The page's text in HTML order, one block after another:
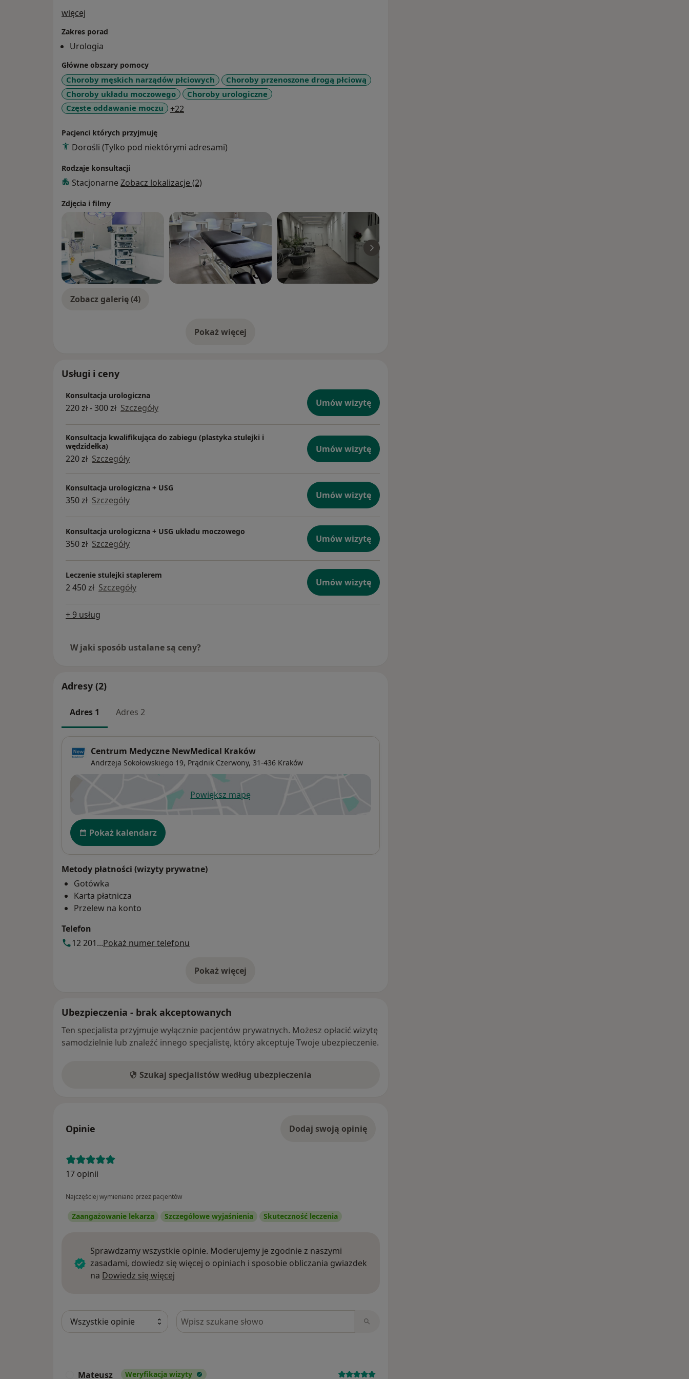
więcej
Zakres porad
Urologia
Główne obszary pomocy
Choroby męskich narządów płciowych
Choroby przenoszone drogą płciową
Choroby układu moczowego
Choroby urologiczne
Częste oddawanie moczu
+22
Pacjenci których przyjmuję
Dorośli (Tylko pod niektórymi adresami)
Rodzaje konsultacji
Stacjonarne Zobacz lokalizacje (2)
Zdjęcia i filmy
Zobacz galerię (4)
Pokaż więcejo doświadczeniu
Usługi i ceny
Konsultacja urologiczna
220 zł - 300 zł Szczegóły Umów wizytę
Konsultacja kwalifikująca do zabiegu (plastyka stulejki i
wędzidełka)
220 zł Szczegóły
Umów wizytę
Konsultacja urologiczna + USG
350 zł Szczegóły Umów wizytę
Konsultacja urologiczna + USG układu moczowego
350 zł Szczegóły Umów wizytę
Leczenie stulejki staplerem
2 450 zł Szczegóły Umów wizytę
+ 9 usług
W jaki sposób ustalane są ceny?
Adresy (2)
Adres 1 Adres 2
Centrum Medyczne NewMedical Kraków
Andrzeja Sokołowskiego 19, Prądnik Czerwony, 31-436 Kraków
Powiększ mapęotwiera się w nowej karcie
Dostępność
Pokaż kalendarz
Metody płatności (wizyty prywatne)
Gotówka
Karta płatnicza
Przelew na konto
Telefon
12 201...Pokaż numer telefonu
Pokaż więcej
o adresie
Ubezpieczenia - brak akceptowanych
Ten specjalista przyjmuje wyłącznie pacjentów prywatnych. Możesz opłacić wizytę
samodzielnie lub znaleźć innego specjalistę, który akceptuje Twoje ubezpieczenie.
Szukaj specjalistów według ubezpieczenia
Opinie Dodaj swoją opinię
17 opinii
Najczęściej wymieniane przez pacjentów
Zaangażowanie lekarza Szczegółowe wyjaśnienia Skuteczność leczenia
Sprawdzamy wszystkie opinie. Moderujemy je zgodnie z naszymi
zasadami, dowiedz się więcej o opiniach i sposobie obliczania gwiazdek
na Dowiedz się więcej
Szukaj w opiniach
Mateusz Weryfikacja wizyty